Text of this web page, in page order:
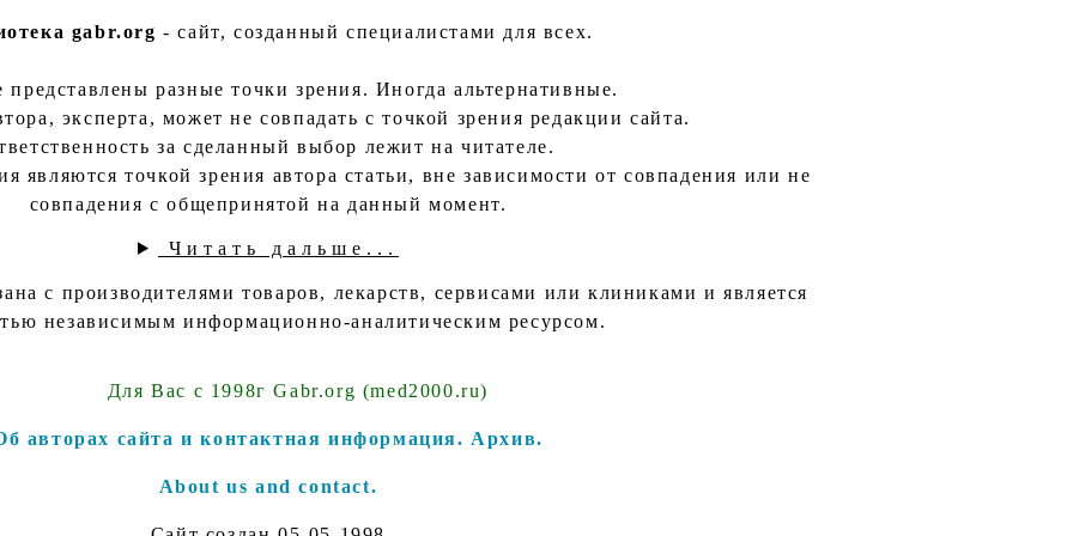
gabr.org - сайт, созданный специалистами для всех.
представлены разные точки зрения. Иногда альтернативные.
эксперта, может не совпадать с точкой зрения редакции сайта.
за сделанный выбор лежит на читателе.
являются точкой зрения автора статьи, вне зависимости от совпадения или не
совпадения с общепринятой на данный момент.
Читать дальше...
с производителями товаров, лекарств, сервисами или клиниками и является
независимым информационно-аналитическим ресурсом.
Для Вас с 1998г Gabr.org (med2000.ru)
авторах сайта и контактная информация. Архив.
About us and contact.